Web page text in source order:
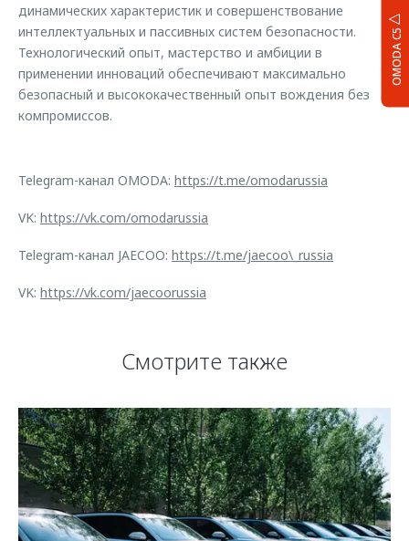
OMODA C5
динамических характеристик и совершенствование
интеллектуальных и пассивных систем безопасности.
Технологический опыт, мастерство и амбиции в
применении инноваций обеспечивают максимально
безопасный и высококачественный опыт вождения без
компромиссов.
Telegram-канал OMODA: https://t.me/omodarussia
VK: https://vk.com/omodarussia
Telegram-канал JAECOO: https://t.me/jaecoo\_russia
VK: https://vk.com/jaecoorussia
Смотрите также